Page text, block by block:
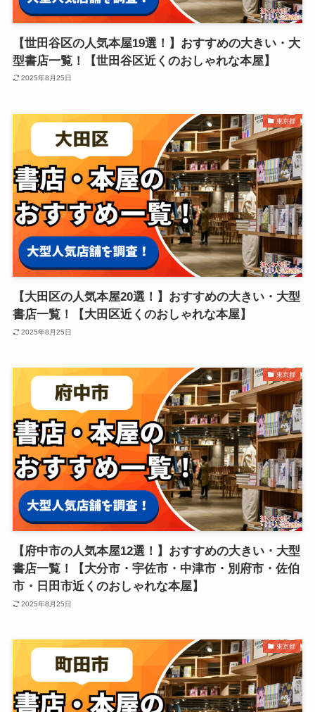
【世田谷区の人気本屋19選！】おすすめの大きい・大
型書店一覧！【世田谷区近くのおしゃれな本屋】
2025年8月25日
東京都
【大田区の人気本屋20選！】おすすめの大きい・大型
書店一覧！【大田区近くのおしゃれな本屋】
2025年8月25日
東京都
【府中市の人気本屋12選！】おすすめの大きい・大型
書店一覧！【大分市・宇佐市・中津市・別府市・佐伯
市・日田市近くのおしゃれな本屋】
2025年8月25日
東京都